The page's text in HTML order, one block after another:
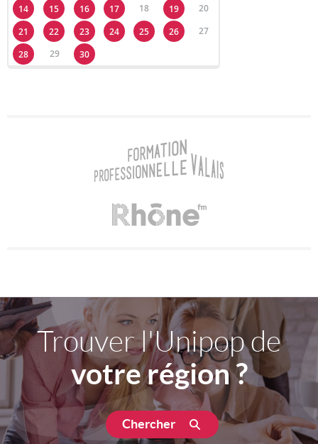
14
15 16 17 18 19
20
21
22 23 24 25 26
27
28
29 30
Trouver l'Unipop de
votre région ?
Chercher